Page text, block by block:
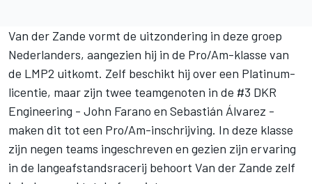
Van der Zande vormt de uitzondering in deze groep
Nederlanders, aangezien hij in de Pro/Am-klasse van
de LMP2 uitkomt. Zelf beschikt hij over een Platinum-
licentie, maar zijn twee teamgenoten in de #3 DKR
Engineering - John Farano en Sebastián Álvarez -
maken dit tot een Pro/Am-inschrijving. In deze klasse
zijn negen teams ingeschreven en gezien zijn ervaring
in de langeafstandsracerij behoort Van der Zande zelf